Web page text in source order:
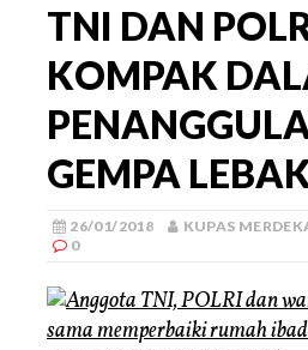
TNI DAN
KOMPAK
GEMPA
26/01/2018 KUPAS
0